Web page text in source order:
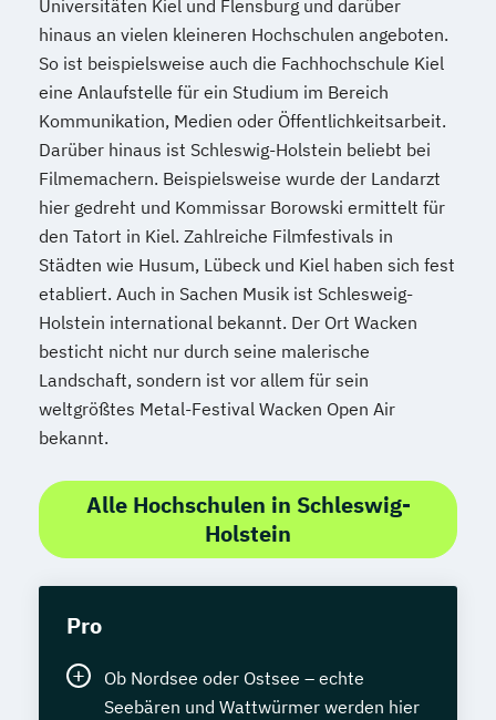
Universitäten Kiel und Flensburg und darüber
hinaus an vielen kleineren Hochschulen angeboten.
So ist beispielsweise auch die Fachhochschule Kiel
eine Anlaufstelle für ein Studium im Bereich
Kommunikation, Medien oder Öffentlichkeitsarbeit.
Darüber hinaus ist Schleswig-Holstein beliebt bei
Filmemachern. Beispielsweise wurde der Landarzt
hier gedreht und Kommissar Borowski ermittelt für
den Tatort in Kiel. Zahlreiche Filmfestivals in
Städten wie Husum, Lübeck und Kiel haben sich fest
etabliert. Auch in Sachen Musik ist Schlesweig-
Holstein international bekannt. Der Ort Wacken
besticht nicht nur durch seine malerische
Landschaft, sondern ist vor allem für sein
weltgrößtes Metal-Festival Wacken Open Air
bekannt.
Alle Hochschulen in Schleswig-
Holstein
Pro
Ob Nordsee oder Ostsee – echte
Seebären und Wattwürmer werden hier